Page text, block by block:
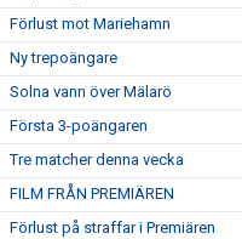
Förlust mot Mariehamn
Ny trepoängare
Solna vann över Mälarö
Första 3-poängaren
Tre matcher denna vecka
FILM FRÅN PREMIÄREN
Förlust på straffar i Premiären